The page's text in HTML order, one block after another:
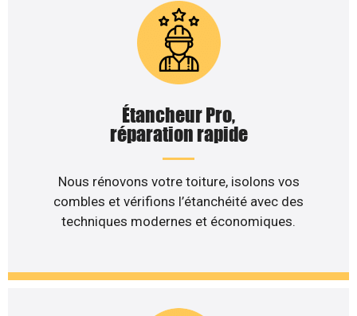
Étancheur Pro,
réparation rapide
Nous rénovons votre toiture, isolons vos
combles et vérifions l’étanchéité avec des
techniques modernes et économiques.